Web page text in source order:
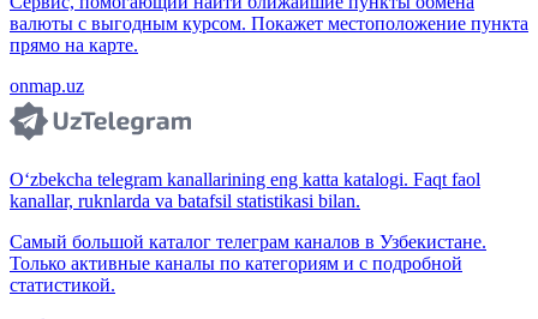
валюты с выгодным курсом. Покажет местоположение пункта
прямо на карте.
onmap.uz
O‘zbekcha telegram kanallarining eng katta katalogi. Faqt faol
kanallar, ruknlarda va batafsil statistikasi bilan.
Самый большой каталог телеграм каналов в Узбекистане.
Только активные каналы по категориям и с подробной
статистикой.